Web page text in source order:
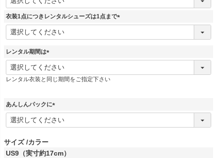
須
衣装1点につきレンタルシューズは1点まで
(
レンタル期間は
(
必
須
レンタル衣装と同じ期間をご指定下さい
あんしんパックに
(
必
サイズ カラー
US9（実寸約17cm）